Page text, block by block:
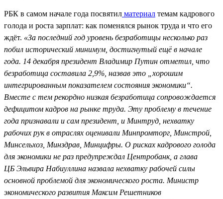
РБК в самом начале года посвятил материал темам кадрового
голода и роста зарплат: как поменялся рынок труда и что его
ждёт. «За последний год уровень безработицы несколько раз
побил исторический минимум, достигнутый ещё в начале
года. 14 декабря президент Владимир Путин отметил, что
безработица составила 2,9%, назвав это „хорошим
интегрированным показателем состояния экономики“.
Вместе с тем рекордно низкая безработица сопровождается
дефицитом кадров на рынке труда. Эту проблему в течение
года признавали и сам президент, и Минтруд, нехватку
рабочих рук в отраслях оценивали Минпромторг, Минстрой,
Минсельхоз, Минздрав, Минцифры. О рисках кадрового голода
для экономики не раз предупреждал Центробанк, а глава
ЦБ Эльвира Набиуллина назвала нехватку рабочей силы
основной проблемой для экономического роста. Министр
экономического развития Максим Решетников